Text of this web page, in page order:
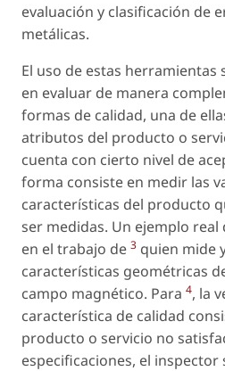
evaluación y clasificación de
metálicas.
El uso de estas herramientas
en evaluar de manera
formas de calidad, una de
atributos del producto o
cuenta con cierto nivel de
forma consiste en medir las
características del producto
ser medidas. Un ejemplo real
en el trabajo de 3 quien mide
características geométricas
campo magnético. Para 4, la
característica de calidad
producto o servicio no
especificaciones, el inspector